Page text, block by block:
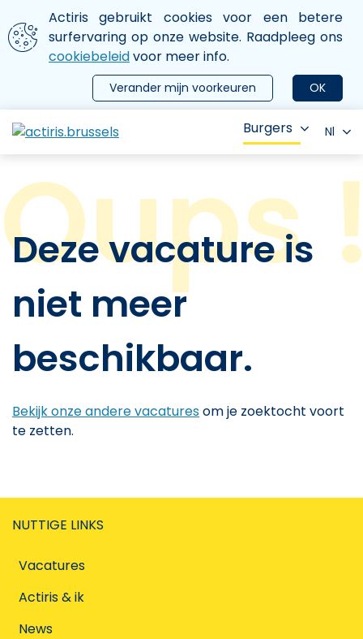
Aller au contenu principal
We gebruiken cookies
Actiris gebruikt cookies voor een betere
surfervaring op onze website. Raadpleeg ons
cookiebeleidvoor meer info.
OK
Verander mijn voorkeuren
le menu
Burgers Nl
Deze vacature is
niet meer
beschikbaar.
Bekijk onze andere vacaturesom je zoektocht voort
te zetten.
NUTTIGE LINKS
Vacatures
Actiris & ik
News